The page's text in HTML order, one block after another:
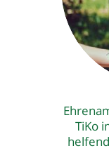
TiKo